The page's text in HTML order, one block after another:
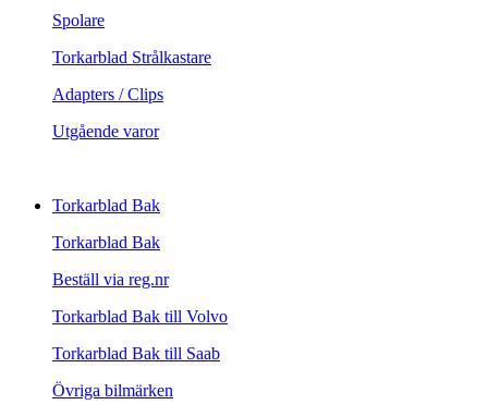
Spolare
Torkarblad Strålkastare
Adapters / Clips
Utgående varor
Torkarblad Bak
Torkarblad Bak
Beställ via reg.nr
Torkarblad Bak till Volvo
Torkarblad Bak till Saab
Övriga bilmärken